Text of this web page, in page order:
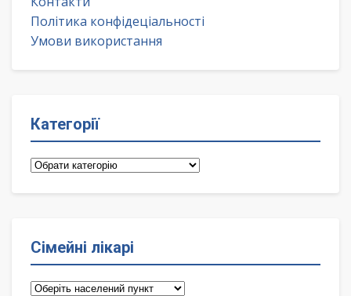
Політика конфідеціальності
Умови використання
Категорії
Категорії
Сімейні лікарі
Сімейні